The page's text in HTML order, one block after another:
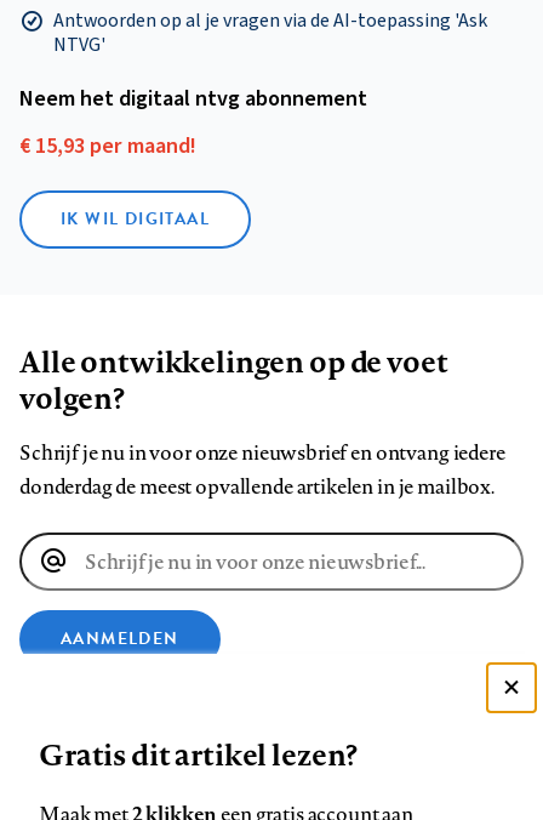
Antwoorden op al je vragen via de AI-toepassing 'Ask
NTVG'
Neem het digitaal ntvg abonnement
€ 15,93 per maand!
IK WIL DIGITAAL
Alle ontwikkelingen op de voet
volgen?
Schrijf je nu in voor onze nieuwsbrief en ontvang iedere
donderdag de meest opvallende artikelen in je mailbox.
E-
mailadres
AANMELDEN
Zie onze cookie policy
Gratis dit artikel lezen?
Maak met2 klikkeneen gratis account aan